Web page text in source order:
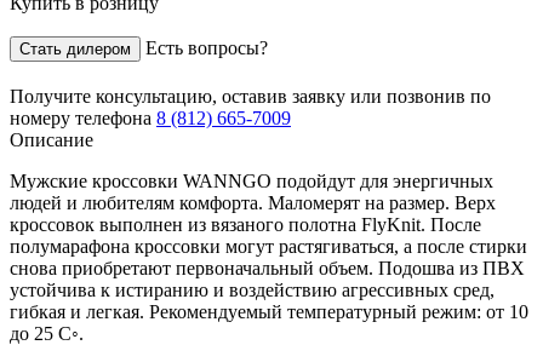
Стать дилером Есть вопросы?
Получите консультацию, оставив заявку или позвонив по
номеру телефона 8 (812) 665-7009
Описание
Мужские кроссовки WANNGO подойдут для энергичных
людей и любителям комфорта. Маломерят на размер. Верх
кроссовок выполнен из вязаного полотна FlyKnit. После
полумарафона кроссовки могут растягиваться, а после стирки
снова приобретают первоначальный объем. Подошва из ПВХ
устойчива к истиранию и воздействию агрессивных сред,
гибкая и легкая. Рекомендуемый температурный режим: от 10
до 25 С◦.